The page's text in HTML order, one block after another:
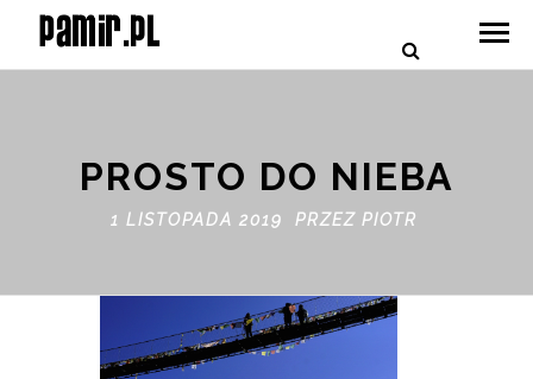
PROSTO DO NIEBA
1 LISTOPADA 2019 PRZEZ PIOTR